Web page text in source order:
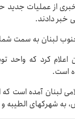
از عملیات جدید
خبر دادند.
اعلام کرد که واحد
است.
لبنان آمده است
به شهرکهای